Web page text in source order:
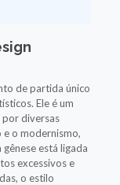
de partida único
Ele é um
por diversas
e o modernismo,
está ligada
excessivos e
o estilo